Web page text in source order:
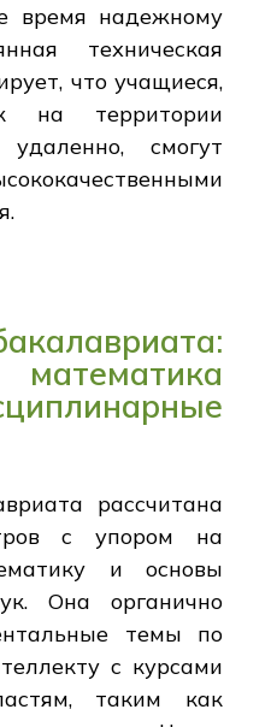
время надежному
техническая
что учащиеся,
на территории
смогут
математика
рассчитана
с упором на
и основы
Она органично
темы по
с курсами
таким как